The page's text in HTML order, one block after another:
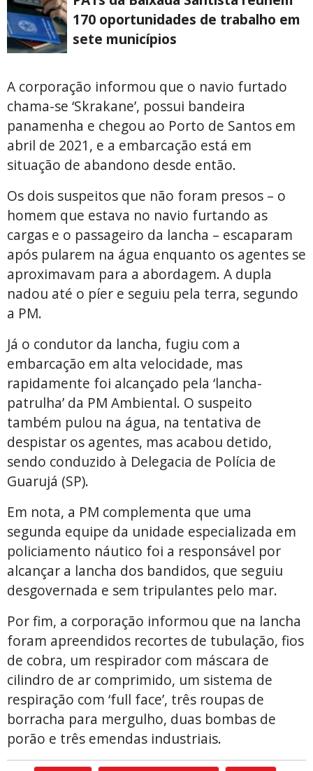
170 oportunidades de trabalho em
sete municípios
A corporação informou que o navio furtado
chama-se ‘Skrakane’, possui bandeira
panamenha e chegou ao Porto de Santos em
abril de 2021, e a embarcação está em
situação de abandono desde então.
Os dois suspeitos que não foram presos – o
homem que estava no navio furtando as
cargas e o passageiro da lancha – escaparam
após pularem na água enquanto os agentes se
aproximavam para a abordagem. A dupla
nadou até o píer e seguiu pela terra, segundo
a PM.
Já o condutor da lancha, fugiu com a
embarcação em alta velocidade, mas
rapidamente foi alcançado pela ‘lancha-
patrulha’ da PM Ambiental. O suspeito
também pulou na água, na tentativa de
despistar os agentes, mas acabou detido,
sendo conduzido à Delegacia de Polícia de
Guarujá (SP).
Em nota, a PM complementa que uma
segunda equipe da unidade especializada em
policiamento náutico foi a responsável por
alcançar a lancha dos bandidos, que seguiu
desgovernada e sem tripulantes pelo mar.
Por fim, a corporação informou que na lancha
foram apreendidos recortes de tubulação, fios
de cobra, um respirador com máscara de
cilindro de ar comprimido, um sistema de
respiração com ‘full face’, três roupas de
borracha para mergulho, duas bombas de
porão e três emendas industriais.